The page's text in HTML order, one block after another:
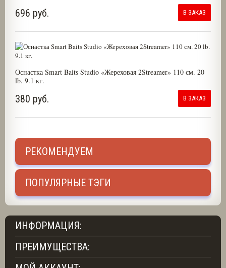
696 руб. В ЗАКАЗ
Оснастка Smart Baits Studio «Жереховая 2Streamer» 110 см. 20
lb. 9.1 кг.
380 руб. В ЗАКАЗ
РЕКОМЕНДУЕМ
ПОПУЛЯРНЫЕ ТЭГИ
ИНФОРМАЦИЯ:
ПРЕИМУЩЕСТВА: